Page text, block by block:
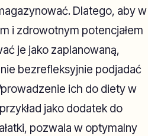
Dlatego, aby w
i zdrowotnym potencjałem
je jako zaplanowaną,
bezrefleksyjnie podjadać
ich do diety w
jako dodatek do
pozwala w optymalny